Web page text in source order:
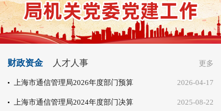
财政资金 更多
人才人事
2026-04-17
上海市通信管理局2026年度部门预算
2025-08-22
上海市通信管理局2024年度部门决算